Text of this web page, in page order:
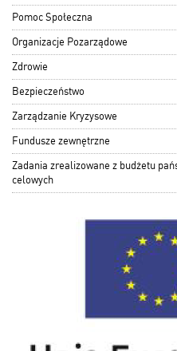
Pomoc Społeczna
Organizacje Pozarządowe
Zdrowie
Bezpieczeństwo
Zarządzanie Kryzysowe
Fundusze zewnętrzne
Zadania zrealizowane z budżetu
celowych